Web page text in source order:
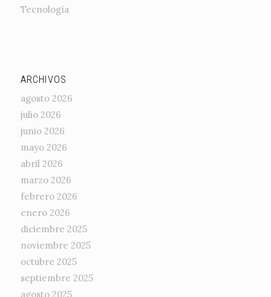
Tecnología
ARCHIVOS
agosto 2026
julio 2026
junio 2026
mayo 2026
abril 2026
marzo 2026
febrero 2026
enero 2026
diciembre 2025
noviembre 2025
octubre 2025
septiembre 2025
agosto 2025